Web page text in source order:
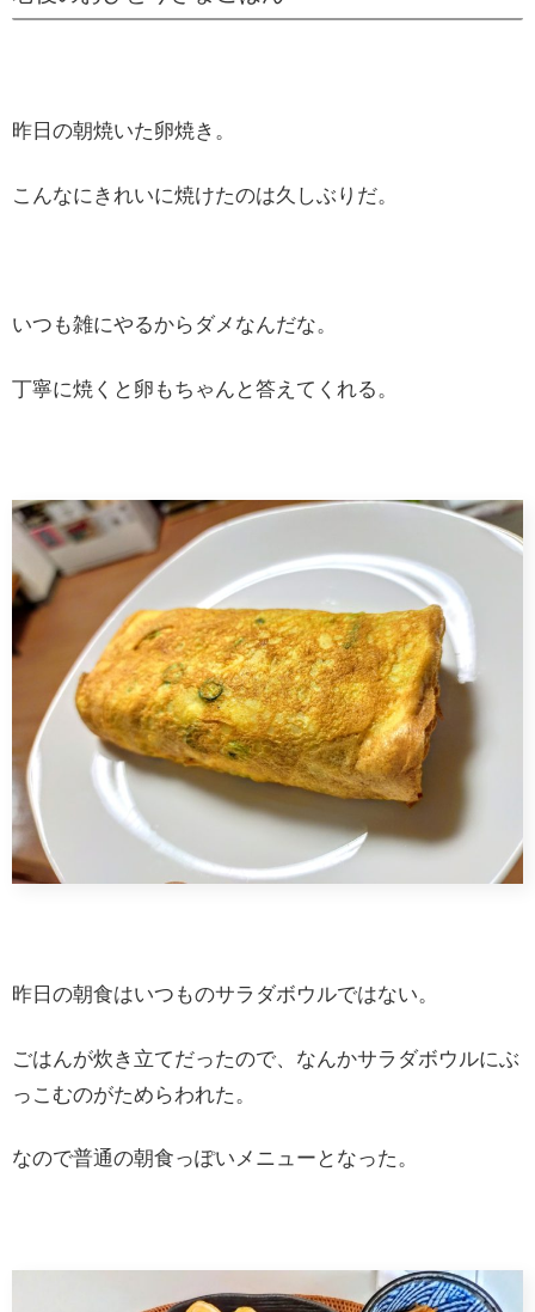
昨日の朝焼いた卵焼き。
こんなにきれいに焼けたのは久しぶりだ。
いつも雑にやるからダメなんだな。
丁寧に焼くと卵もちゃんと答えてくれる。
昨日の朝食はいつものサラダボウルではない。
ごはんが炊き立てだったので、なんかサラダボウルにぶ
っこむのがためらわれた。
なので普通の朝食っぽいメニューとなった。